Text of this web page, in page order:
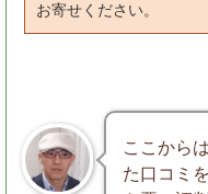
お寄せください。
ここから
た口コミ